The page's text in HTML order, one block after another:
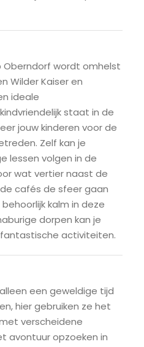
Oberndorf wordt omhelst
Wilder Kaiser en
ideale
staat in de
jouw kinderen voor de
Zelf kan je
lessen volgen in de
wat vertier naast de
cafés de sfeer gaan
kalm in deze
dorpen kan je
activiteiten.
een geweldige tijd
hier gebruiken ze het
verscheidene
avontuur opzoeken in